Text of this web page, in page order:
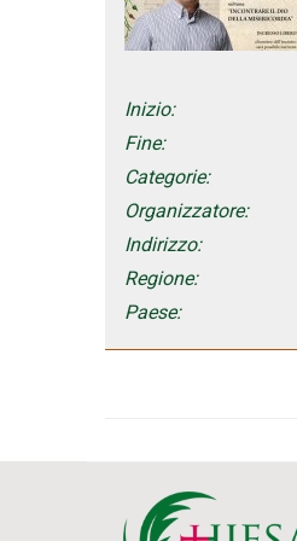
Inizio:
Fine:
Categorie:
Organizzatore:
Indirizzo:
Regione:
Paese: